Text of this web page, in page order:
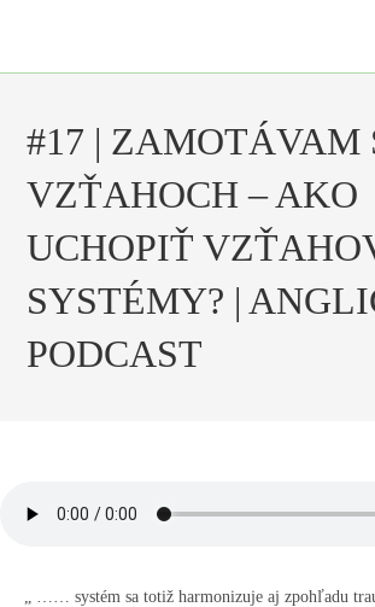
#17 | ZAMOTÁVAM
VZŤAHOCH – AKO
UCHOPIŤ
SYSTÉMY? |
PODCAST
„ …… systém sa totiž harmonizuje aj zpohľadu